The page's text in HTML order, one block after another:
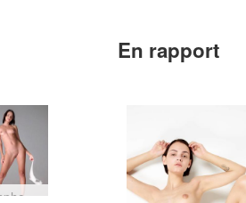
En rapport